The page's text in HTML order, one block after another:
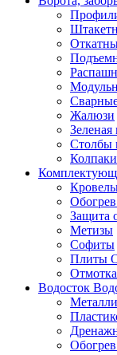
Жалюзи
Зеленая
Столбы
Защита
Метизы
Софиты
Плиты
Водосток
Обогрев